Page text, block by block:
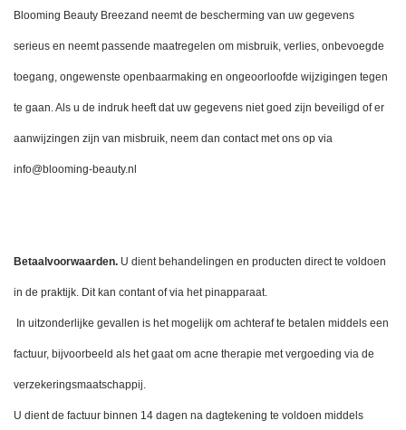
Blooming Beauty Breezand neemt de bescherming van uw gegevens
serieus en neemt passende maatregelen om misbruik, verlies, onbevoegde
toegang, ongewenste openbaarmaking en ongeoorloofde wijzigingen tegen
te gaan. Als u de indruk heeft dat uw gegevens niet goed zijn beveiligd of er
aanwijzingen zijn van misbruik, neem dan contact met ons op via
info@blooming-beauty.nl
Betaalvoorwaarden. U dient behandelingen en producten direct te voldoen
in de praktijk. Dit kan contant of via het pinapparaat.
factuur, bijvoorbeeld als het gaat om acne therapie met vergoeding via de
verzekeringsmaatschappij.
U dient de factuur binnen 14 dagen na dagtekening te voldoen middels